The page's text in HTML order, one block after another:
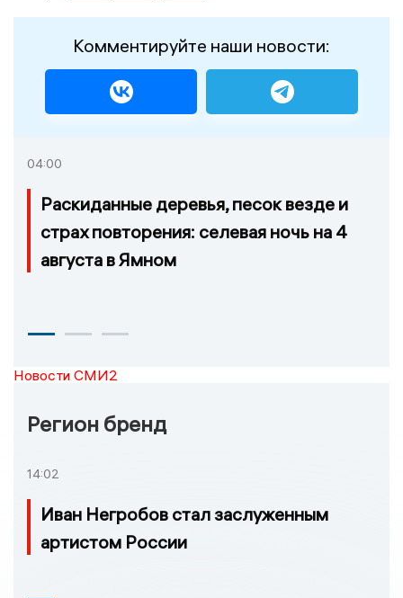
Комментируйте наши новости:
04:00
Раскиданные деревья, песок везде и
страх повторения: селевая ночь на 4
августа в Ямном
Новости СМИ2
Регион бренд
14:02
Иван Негробов стал заслуженным
артистом России